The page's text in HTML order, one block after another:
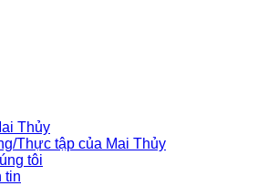
Thủy
Thực tập của Mai Thủy
tôi
tin